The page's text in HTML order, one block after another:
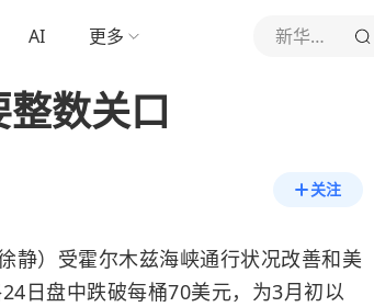
AI 更多 新华社新闻
数关口
关注
）受霍尔木兹海峡通行状况改善和美
日盘中跌破每桶70美元，为3月初以